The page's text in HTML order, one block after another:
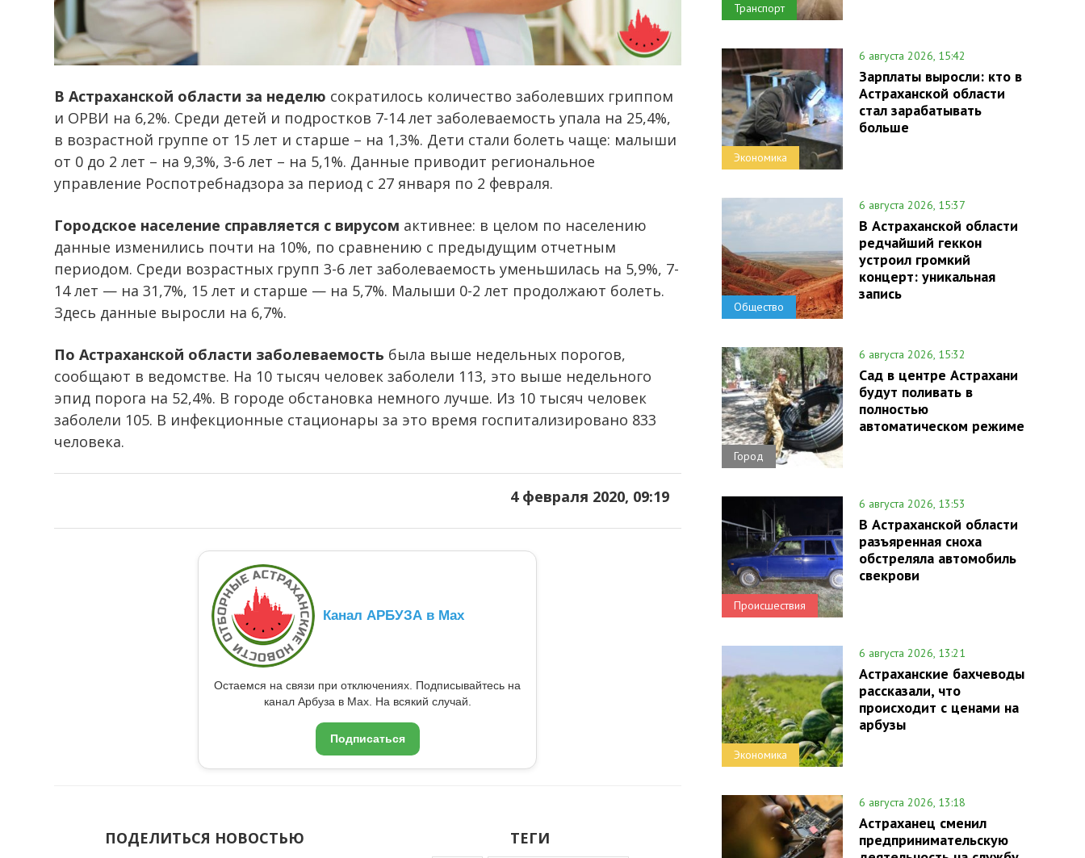
В Астраханской области за неделю сократилось количество заболевших гриппом
и ОРВИ на 6,2%. Среди детей и подростков 7-14 лет заболеваемость упала на 25,4%,
в возрастной группе от 15 лет и старше – на 1,3%. Дети стали болеть чаще: малыши
от 0 до 2 лет – на 9,3%, 3-6 лет – на 5,1%. Данные приводит региональное
управление Роспотребнадзора за период с 27 января по 2 февраля.
Городское население справляется с вирусом активнее: в целом по населению
данные изменились почти на 10%, по сравнению с предыдущим отчетным
периодом. Среди возрастных групп 3-6 лет заболеваемость уменьшилась на 5,9%, 7-
14 лет — на 31,7%, 15 лет и старше — на 5,7%. Малыши 0-2 лет продолжают болеть.
Здесь данные выросли на 6,7%.
По Астраханской области заболеваемость была выше недельных порогов,
сообщают в ведомстве. На 10 тысяч человек заболели 113, это выше недельного
эпид порога на 52,4%. В городе обстановка немного лучше. Из 10 тысяч человек
заболели 105. В инфекционные стационары за это время госпитализировано 833
человека.
4 февраля 2020, 09:19
Канал АРБУЗА в Max
Остаемся на связи при отключениях. Подписывайтесь на
канал Арбуза в Max. На всякий случай.
Подписаться
ПОДЕЛИТЬСЯ НОВОСТЬЮ
ТЕГИ
Транспорт
Экономика
6 августа 2026, 15:42
Зарплаты выросли: кто в
Астраханской области
стал зарабатывать
больше
Общество
6 августа 2026, 15:37
В Астраханской области
редчайший геккон
устроил громкий
концерт: уникальная
запись
Город
6 августа 2026, 15:32
Сад в центре Астрахани
будут поливать в
полностью
автоматическом режиме
Происшествия
6 августа 2026, 13:53
В Астраханской области
разъяренная сноха
обстреляла автомобиль
свекрови
Экономика
6 августа 2026, 13:21
Астраханские бахчеводы
рассказали, что
происходит с ценами на
арбузы
6 августа 2026, 13:18
Астраханец сменил
предпринимательскую